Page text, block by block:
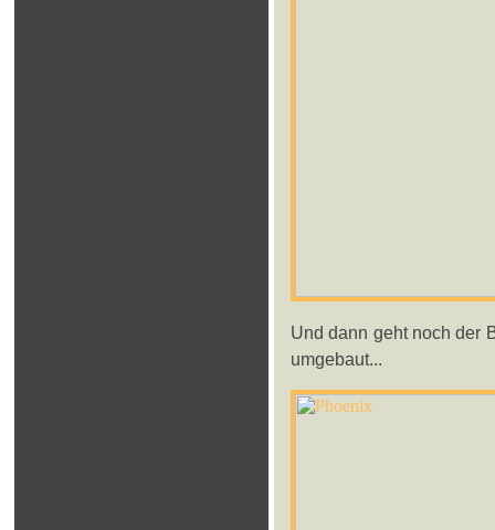
Und dann geht noch der
umgebaut...